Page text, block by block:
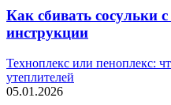
Как сбивать сосульки
инструкции
Техноплекс или пеноплекс:
утеплителей
05.01.2026